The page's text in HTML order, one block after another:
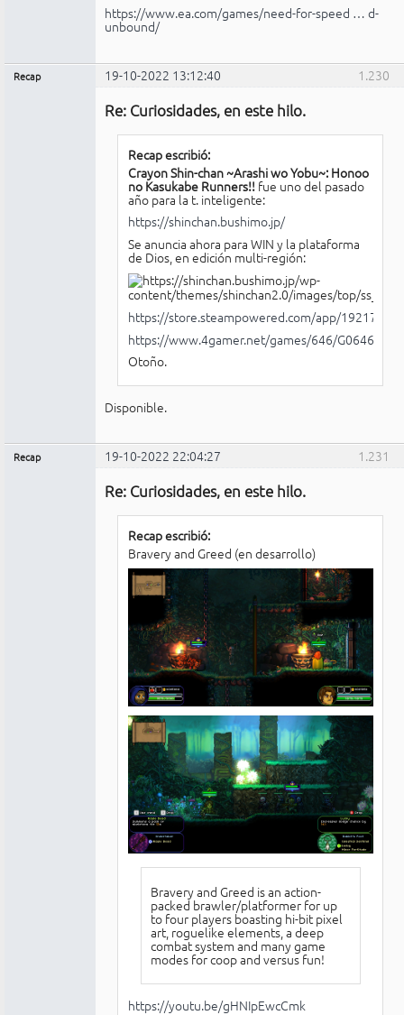
https://www.ea.com/games/need-for-speed … d-
unbound/
1.230
Recap 19-10-2022 13:12:40
Re: Curiosidades, en este hilo.
Recap escribió:
Crayon Shin-chan ~Arashi wo Yobu~: Honoo
no Kasukabe Runners!!fue uno del pasado
año para la t. inteligente:
https://shinchan.bushimo.jp/
Se anuncia ahora para WIN y la plataforma
de Dios, en edición multi-región:
https://store.steampowered.com/app/1921740/
https://www.4gamer.net/games/646/G064643/
Otoño.
Disponible.
1.231
Recap 19-10-2022 22:04:27
Re: Curiosidades, en este hilo.
Recap escribió:
Bravery and Greed (en desarrollo)
Bravery and Greed is an action-
packed brawler/platformer for up
to four players boasting hi-bit pixel
art, roguelike elements, a deep
combat system and many game
modes for coop and versus fun!
https://youtu.be/gHNIpEwcCmk